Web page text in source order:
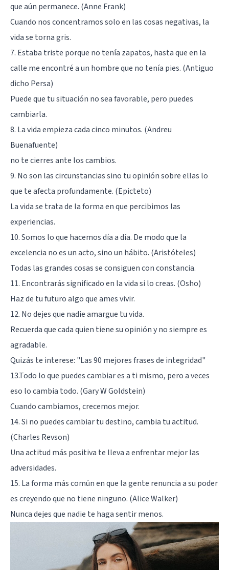
que aún permanece. (Anne Frank)
Cuando nos concentramos solo en las cosas negativas, la
vida se torna gris.
7. Estaba triste porque no tenía zapatos, hasta que en la
calle me encontré a un hombre que no tenía pies. (Antiguo
dicho Persa)
Puede que tu situación no sea favorable, pero puedes
cambiarla.
8. La vida empieza cada cinco minutos. (Andreu
Buenafuente)
no te cierres ante los cambios.
9. No son las circunstancias sino tu opinión sobre ellas lo
que te afecta profundamente. (Epicteto)
La vida se trata de la forma en que percibimos las
experiencias.
10. Somos lo que hacemos día a día. De modo que la
excelencia no es un acto, sino un hábito. (Aristóteles)
Todas las grandes cosas se consiguen con constancia.
11. Encontrarás significado en la vida si lo creas. (Osho)
Haz de tu futuro algo que ames vivir.
12. No dejes que nadie amargue tu vida.
Recuerda que cada quien tiene su opinión y no siempre es
agradable.
Quizás te interese: "Las 90 mejores frases de integridad"
13.Todo lo que puedes cambiar es a ti mismo, pero a veces
eso lo cambia todo. (Gary W Goldstein)
Cuando cambiamos, crecemos mejor.
14. Si no puedes cambiar tu destino, cambia tu actitud.
(Charles Revson)
Una actitud más positiva te lleva a enfrentar mejor las
adversidades.
15. La forma más común en que la gente renuncia a su poder
es creyendo que no tiene ninguno. (Alice Walker)
Nunca dejes que nadie te haga sentir menos.